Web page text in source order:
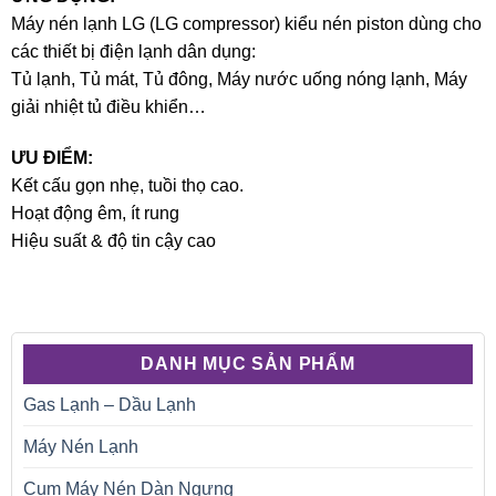
Máy nén lạnh LG (LG compressor) kiểu nén piston dùng cho
các thiết bị điện lạnh dân dụng:
Tủ lạnh, Tủ mát, Tủ đông, Máy nước uống nóng lạnh, Máy
giải nhiệt tủ điều khiển…
ƯU ĐIỂM:
Kết cấu gọn nhẹ, tuồi thọ cao.
Hoạt động êm, ít rung
Hiệu suất & độ tin cậy cao
DANH MỤC SẢN PHẨM
Gas Lạnh – Dầu Lạnh
Máy Nén Lạnh
Cụm Máy Nén Dàn Ngưng